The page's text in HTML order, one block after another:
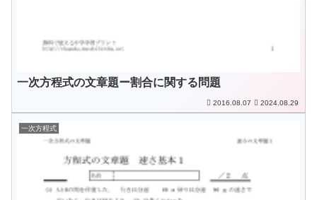
一次方程式の文章題ー割合に関する問題
2016.08.07 2024.08.29
一次方程式